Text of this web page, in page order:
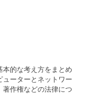
本的な考え方をまとめ
ーターとネットワー
作権などの法律につ